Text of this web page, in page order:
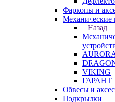
Фаркопы и
Механические
Назад
VIKING
ГАРАНТ
Обвесы и
Подкрылки